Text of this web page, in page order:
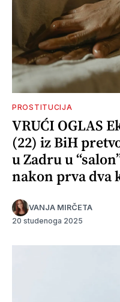
PROSTITUCIJA
VRUĆI OGLAS
(22) iz BiH
u Zadru u
nakon prva dva
VANJA MIRČETA
20 studenoga 2025